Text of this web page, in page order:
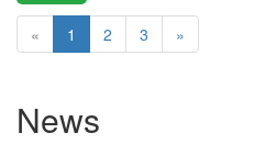
« 1 2 3 »
News